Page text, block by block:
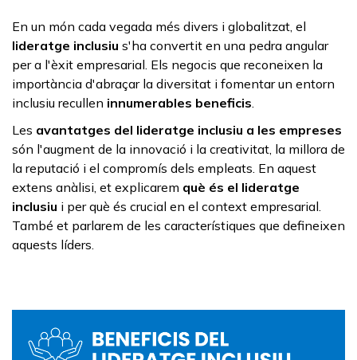
En un món cada vegada més divers i globalitzat, el
lideratge inclusiu s'ha convertit en una pedra angular
per a l'èxit empresarial. Els negocis que reconeixen la
importància d'abraçar la diversitat i fomentar un entorn
inclusiu recullen innumerables beneficis.
Les avantatges del lideratge inclusiu a les empreses
són l'augment de la innovació i la creativitat, la millora de
la reputació i el compromís dels empleats. En aquest
extens anàlisi, et explicarem què és el lideratge
inclusiu i per què és crucial en el context empresarial.
També et parlarem de les característiques que defineixen
aquests líders.